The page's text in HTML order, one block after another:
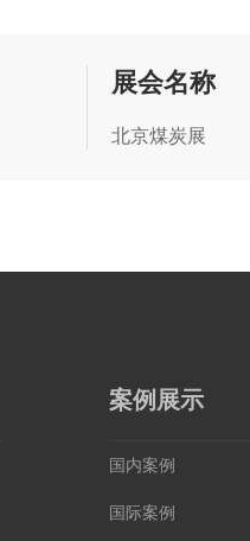
展会名称
北京煤炭展
案例展示
国内案例
国际案例